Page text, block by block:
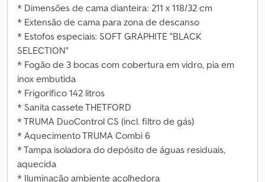
* Dimensões de cama dianteira: 211 x 118/32 cm
* Extensão de cama para zona de descanso
* Estofos especiais: SOFT GRAPHITE "BLACK
SELECTION"
* Fogão de 3 bocas com cobertura em vidro, pia em
inox embutida
* Frigorífico 142 litros
* Sanita cassete THETFORD
* TRUMA DuoControl CS (incl. filtro de gás)
* Aquecimento TRUMA Combi 6
* Tampa isoladora do depósito de águas residuais,
aquecida
* Iluminação ambiente acolhedora